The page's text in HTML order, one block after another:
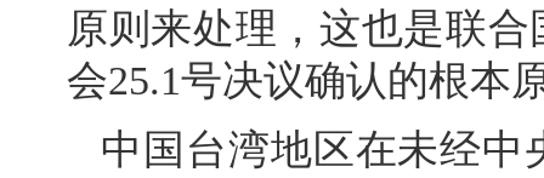
原则来处理，这也是联
会25.1号决议确认的根本
中国台湾地区在未经